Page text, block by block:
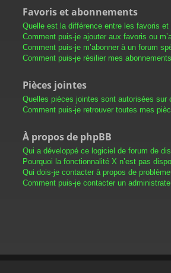
Favoris et abonnements
Quelle est la différence entre les favoris et
Comment puis-je ajouter aux favoris ou
Comment puis-je m’abonner à un forum
Comment puis-je résilier mes
Pièces jointes
Quelles pièces jointes sont autorisées sur
Comment puis-je retrouver toutes mes
À propos de phpBB
Qui a développé ce logiciel de forum de
Pourquoi la fonctionnalité X n’est pas
Qui dois-je contacter à propos de
Comment puis-je contacter un